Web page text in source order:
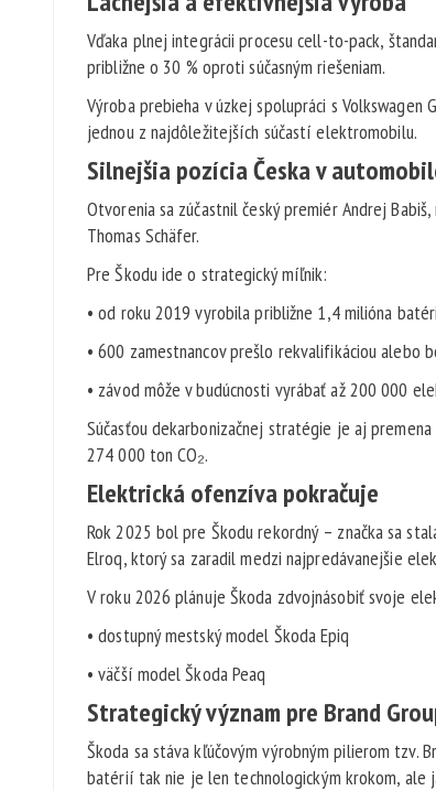
Vďaka plnej integrácii procesu cell-to-pack,
približne o 30 % oproti súčasným riešeniam.
Výroba prebieha v úzkej spolupráci s
jednou z najdôležitejších súčastí elektromobilu.
Silnejšia pozícia Česka v
Otvorenia sa zúčastnil český premiér Andrej
Thomas Schäfer.
Pre Škodu ide o strategický míľnik:
• od roku 2019 vyrobila približne 1,4 milióna
• 600 zamestnancov prešlo rekvalifikáciou alebo
• závod môže v budúcnosti vyrábať až 200 000
Súčasťou dekarbonizačnej stratégie je aj
274 000 ton CO₂.
Elektrická ofenzíva pokračuje
Rok 2025 bol pre Škodu rekordný – značka sa
Elroq, ktorý sa zaradil medzi najpredávanejšie
V roku 2026 plánuje Škoda zdvojnásobiť svoje
• dostupný mestský model Škoda Epiq
• väčší model Škoda Peaq
Strategický význam pre Brand
Škoda sa stáva kľúčovým výrobným pilierom tzv.
batérií tak nie je len technologickým krokom, ale